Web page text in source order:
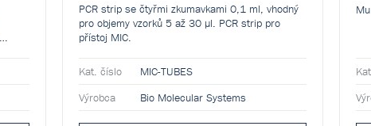
PCR strip se čtyřmi zkumavkami 0,1 ml, vhodný
pro objemy vzorků 5 až 30 µl. PCR strip pro
přístoj MIC.
Kat. číslo
MIC-TUBES
Výrobca
Bio Molecular Systems